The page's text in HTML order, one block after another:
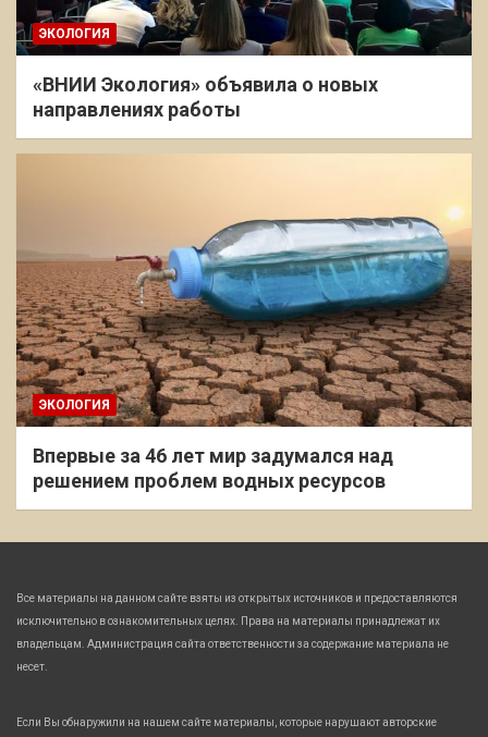
ЭКОЛОГИЯ
«ВНИИ Экология» объявила о новых
направлениях работы
ЭКОЛОГИЯ
Впервые за 46 лет мир задумался над
решением проблем водных ресурсов
Все материалы на данном сайте взяты из открытых источников и предоставляются
исключительно в ознакомительных целях. Права на материалы принадлежат их
владельцам. Администрация сайта ответственности за содержание материала не
несет.
Если Вы обнаружили на нашем сайте материалы, которые нарушают авторские